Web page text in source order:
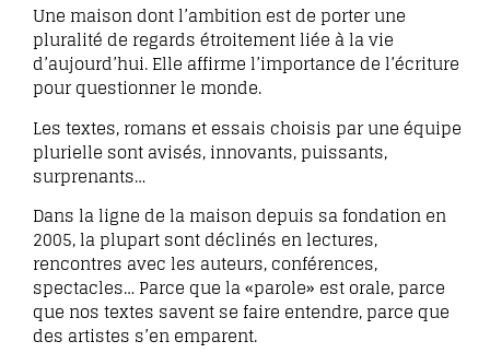
Une maison dont l’ambition est de porter une
pluralité de regards étroitement liée à la vie
d’aujourd’hui. Elle affirme l’importance de l’écriture
pour questionner le monde.
Les textes, romans et essais choisis par une équipe
plurielle sont avisés, innovants, puissants,
surprenants…
Dans la ligne de la maison depuis sa fondation en
2005, la plupart sont déclinés en lectures,
rencontres avec les auteurs, conférences,
spectacles… Parce que la «parole» est orale, parce
que nos textes savent se faire entendre, parce que
des artistes s’en emparent.